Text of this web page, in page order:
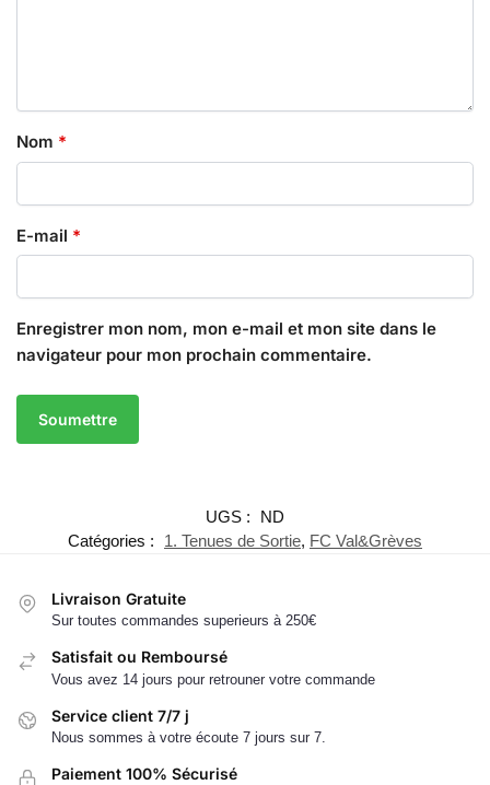
Nom *
E-mail *
Enregistrer mon nom, mon e-mail et mon site dans le
navigateur pour mon prochain commentaire.
UGS :
ND
Catégories :
1. Tenues de Sortie, FC Val&Grèves
Livraison Gratuite
Sur toutes commandes superieurs à 250€
Satisfait ou Remboursé
Vous avez 14 jours pour retrouner votre commande
Service client 7/7 j
Nous sommes à votre écoute 7 jours sur 7.
Paiement 100% Sécurisé